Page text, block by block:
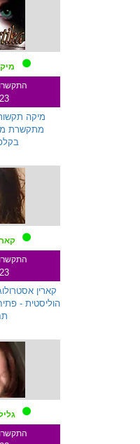
מיקה תקשור
מתקשרת
קארין
הוליסטית -